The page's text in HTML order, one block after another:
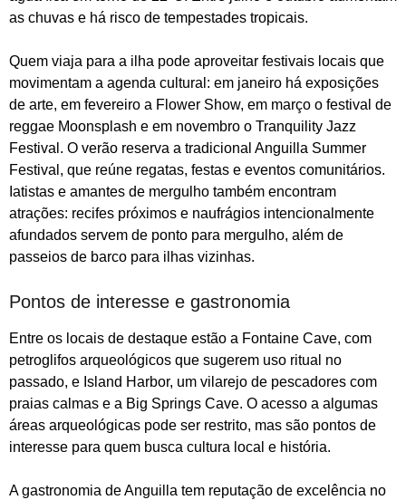
as chuvas e há risco de tempestades tropicais.
Quem viaja para a ilha pode aproveitar festivais locais que
movimentam a agenda cultural: em janeiro há exposições
de arte, em fevereiro a Flower Show, em março o festival de
reggae Moonsplash e em novembro o Tranquility Jazz
Festival. O verão reserva a tradicional Anguilla Summer
Festival, que reúne regatas, festas e eventos comunitários.
Iatistas e amantes de mergulho também encontram
atrações: recifes próximos e naufrágios intencionalmente
afundados servem de ponto para mergulho, além de
passeios de barco para ilhas vizinhas.
Pontos de interesse e gastronomia
Entre os locais de destaque estão a Fontaine Cave, com
petroglifos arqueológicos que sugerem uso ritual no
passado, e Island Harbor, um vilarejo de pescadores com
praias calmas e a Big Springs Cave. O acesso a algumas
áreas arqueológicas pode ser restrito, mas são pontos de
interesse para quem busca cultura local e história.
A gastronomia de Anguilla tem reputação de excelência no